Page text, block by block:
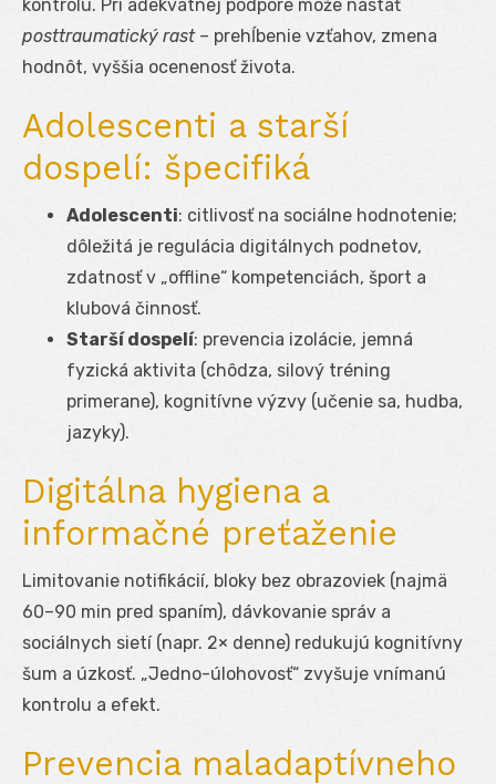
kontrolu. Pri adekvátnej podpore môže nastať
posttraumatický rast– prehĺbenie vzťahov, zmena
hodnôt, vyššia ocenenosť života.
Adolescenti a starší
dospelí: špecifiká
Adolescenti: citlivosť na sociálne hodnotenie;
dôležitá je regulácia digitálnych podnetov,
zdatnosť v „offline“ kompetenciách, šport a
klubová činnosť.
Starší dospelí: prevencia izolácie, jemná
fyzická aktivita (chôdza, silový tréning
primerane), kognitívne výzvy (učenie sa, hudba,
jazyky).
Digitálna hygiena a
informačné preťaženie
Limitovanie notifikácií, bloky bez obrazoviek (najmä
60–90 min pred spaním), dávkovanie správ a
sociálnych sietí (napr. 2× denne) redukujú kognitívny
šum a úzkosť. „Jedno-úlohovosť“ zvyšuje vnímanú
kontrolu a efekt.
Prevencia maladaptívneho